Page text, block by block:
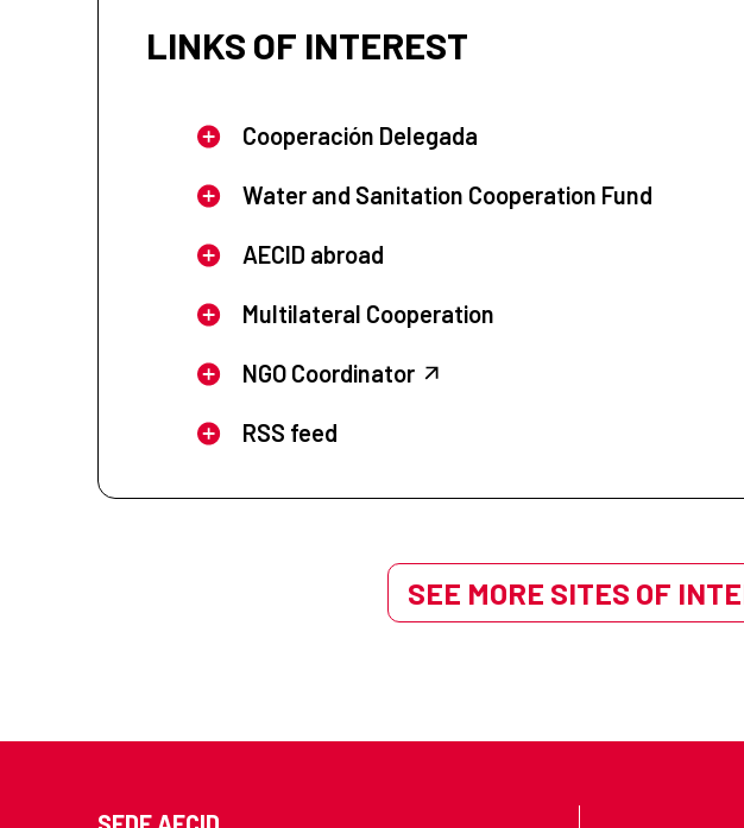
LINKS OF INTEREST
Cooperación Delegada
Water and Sanitation Cooperation Fund
AECID abroad
Multilateral Cooperation
NGO Coordinator
RSS feed
SEE MORE SITES OF